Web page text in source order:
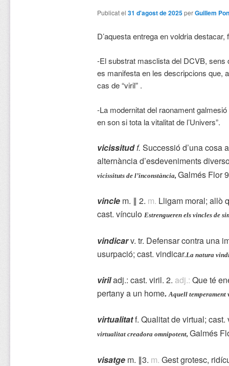
Publicat el 31 d'agost de 2025perGuillem
D’aquesta entrega en voldria
-El substrat masclista del DCVB, sens
es manifesta en les descripcions que,
cas de “viril” .
-La modernitat del raonament
en son si tota la vitalitat de l’Univers”.
vicissitudf. Successió d’una cosa
alternància d’esdeveniments
vicissituts de l’inconstància, Galmés Flor
vincle m. ∥ 2. m. Lligam moral; allò
cast. vínculo Estrengueren els vincles de
vindicarv. tr. Defensar contra una
usurpació; cast. vindicar.La natura
viriladj.: cast. viril. 2. adj.: Que té
pertany a un home.Aquell temperament
virtualitatf. Qualitat de virtual;
virtualitat creadora omnipotent, Galmés
visatge m. ∥3. m. Gest grotesc,